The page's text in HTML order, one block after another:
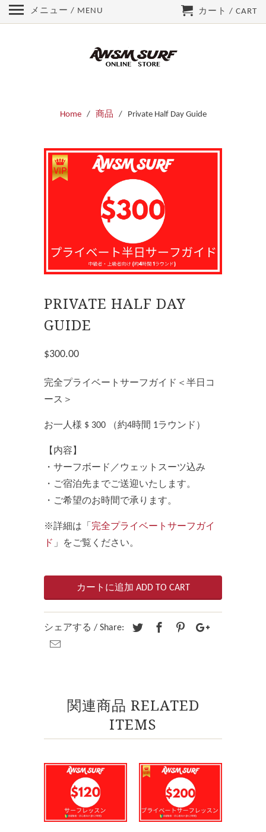
Home/ 商品 / Private Half Day Guide
PRIVATE HALF DAY
GUIDE
$300.00
完全プライベートサーフガイド＜半日コ
ース＞
お一人様 $ 300 （約4時間 1ラウンド）
【内容】
・サーフボード／ウェットスーツ込み
・ご宿泊先までご送迎いたします。
・ご希望のお時間で承ります。
※詳細は「 完全プライベートサーフガイ
ド 」をご覧ください。
カートに追加 ADD TO CART
シェアする / Share:
関連商品 RELATED
ITEMS
メニュー / MENU カート / CART